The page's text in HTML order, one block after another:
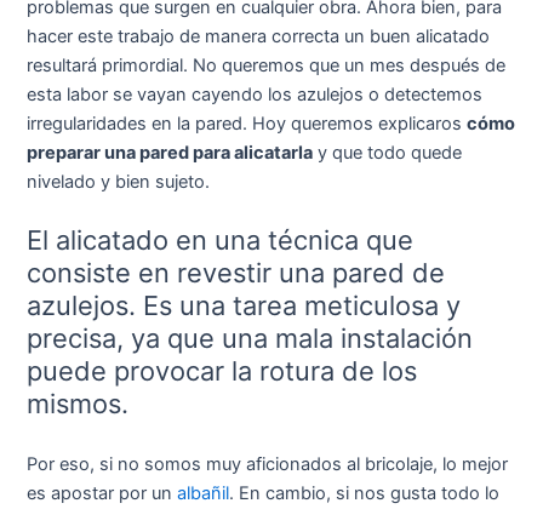
problemas que surgen en cualquier obra. Ahora bien, para
hacer este trabajo de manera correcta un buen alicatado
resultará primordial. No queremos que un mes después de
esta labor se vayan cayendo los azulejos o detectemos
irregularidades en la pared. Hoy queremos explicaroscómo
preparar una pared para alicatarla y que todo quede
nivelado y bien sujeto.
El alicatado en una técnica que
consiste en revestir una pared de
azulejos. Es una tarea meticulosa y
precisa, ya que una mala instalación
puede provocar la rotura de los
mismos.
Por eso, si no somos muy aficionados al bricolaje, lo mejor
es apostar por unalbañil. En cambio, si nos gusta todo lo